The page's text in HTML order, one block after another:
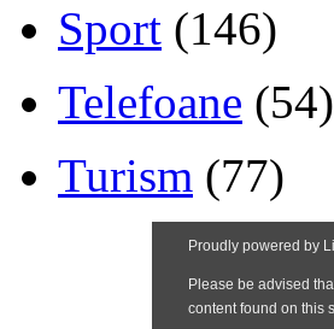
Sport (146)
Telefoane (54)
Turism (77)